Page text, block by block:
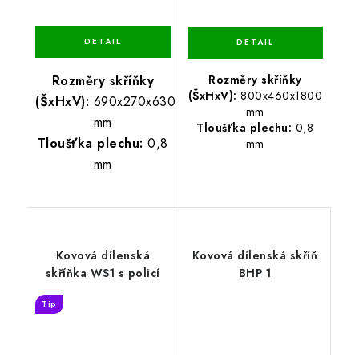
Rozměry skříňky
(ŠxHxV): 690x270x630
mm
Tloušťka plechu: 0,8
mm
Rozměry skříňky
(ŠxHxV): 800x460x1800
mm
Tloušťka plechu: 0,8
mm
Kovová dílenská
skříňka WS1 s policí
Tip
Kovová dílenská skříň
BHP 1